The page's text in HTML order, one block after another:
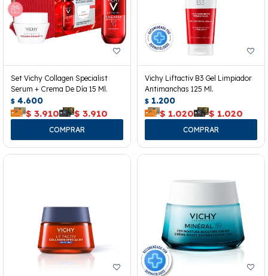
Set Vichy Collagen Specialist
Serum + Crema De Día 15 Ml.
$ 4.600
$ 3.910 $ 3.910
Vichy Liftactiv B3 Gel Limpiador
Antimanchas 125 Ml.
$ 1.200
$ 1.020 $ 1.020